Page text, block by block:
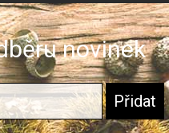
novinek